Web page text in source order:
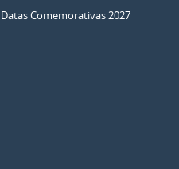
Datas Comemorativas 2027